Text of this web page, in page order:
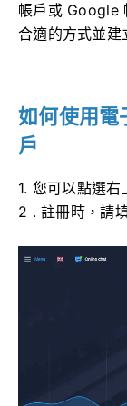
帳戶或 Google
合適的方式並建
如何使用
戶
1. 您可以點選右
2 . 註冊時，請